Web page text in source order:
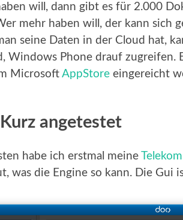
will, dann gibt es für 2.000
mehr haben will, der kann sich
seine Daten in der Cloud hat,
Windows Phone drauf zugreifen.
Microsoft AppStore eingereicht
angetestet
habe ich erstmal meine Telekom
was die Engine so kann. Die